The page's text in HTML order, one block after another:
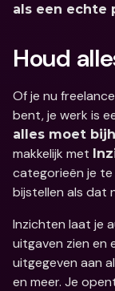
als een echte
Houd
Of je nu
alles moet
makkelijk met
categorieën je
bijstellen als dat
Inzichten laat je
uitgaven zien en
uitgegeven aan
en meer. Je